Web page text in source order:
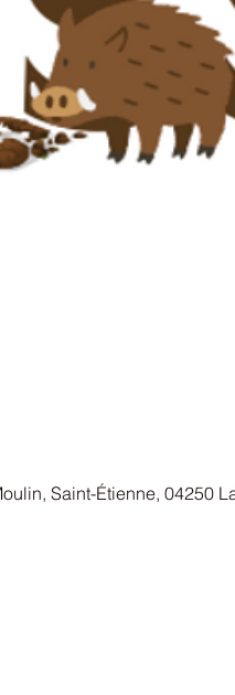
Saint-Étienne, 04250